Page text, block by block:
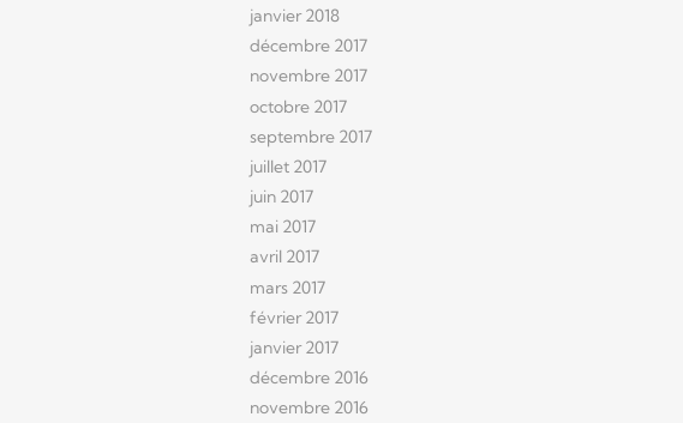
janvier 2018
décembre 2017
novembre 2017
octobre 2017
septembre 2017
juillet 2017
juin 2017
mai 2017
avril 2017
mars 2017
février 2017
janvier 2017
décembre 2016
novembre 2016